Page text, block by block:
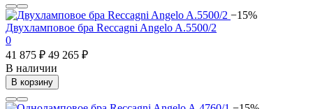
−15%
Двухламповое бра Reccagni Angelo A.5500/2
0
41 875 ₽ 49 265 ₽
В наличии
В корзину